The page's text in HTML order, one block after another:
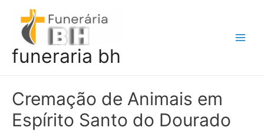
conteúdo
funeraria bh
Cremação de Animais em
Espírito Santo do Dourado